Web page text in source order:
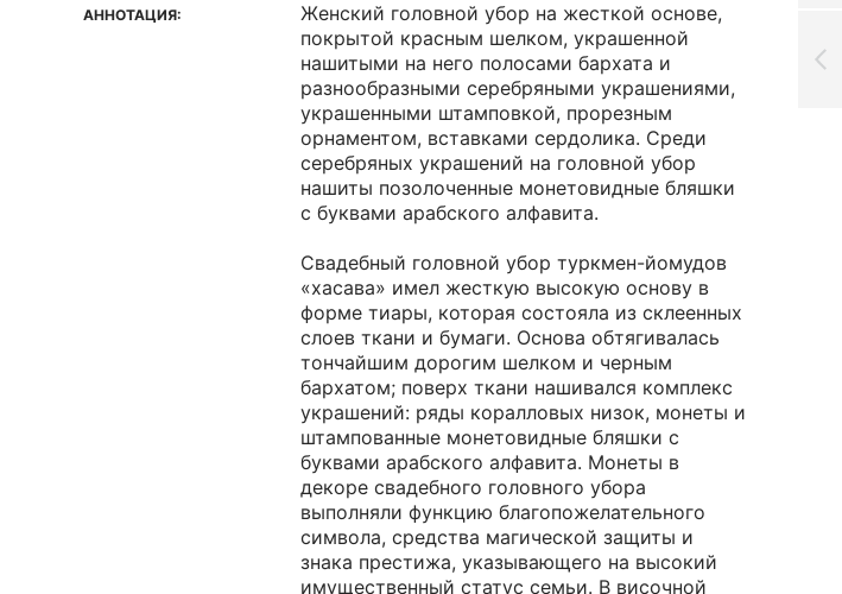
АННОТАЦИЯ:
Женский головной убор на жесткой основе,
покрытой красным шелком, украшенной
нашитыми на него полосами бархата и
разнообразными серебряными украшениями,
украшенными штамповкой, прорезным
орнаментом, вставками сердолика. Среди
серебряных украшений на головной убор
нашиты позолоченные монетовидные бляшки
с буквами арабского алфавита.
Свадебный головной убор туркмен-йомудов
«хасава» имел жесткую высокую основу в
форме тиары, которая состояла из склеенных
слоев ткани и бумаги. Основа обтягивалась
тончайшим дорогим шелком и черным
бархатом; поверх ткани нашивался комплекс
украшений: ряды коралловых низок, монеты и
штампованные монетовидные бляшки с
буквами арабского алфавита. Монеты в
декоре свадебного головного убора
выполняли функцию благопожелательного
символа, средства магической защиты и
знака престижа, указывающего на высокий
имущественный статус семьи. В височной